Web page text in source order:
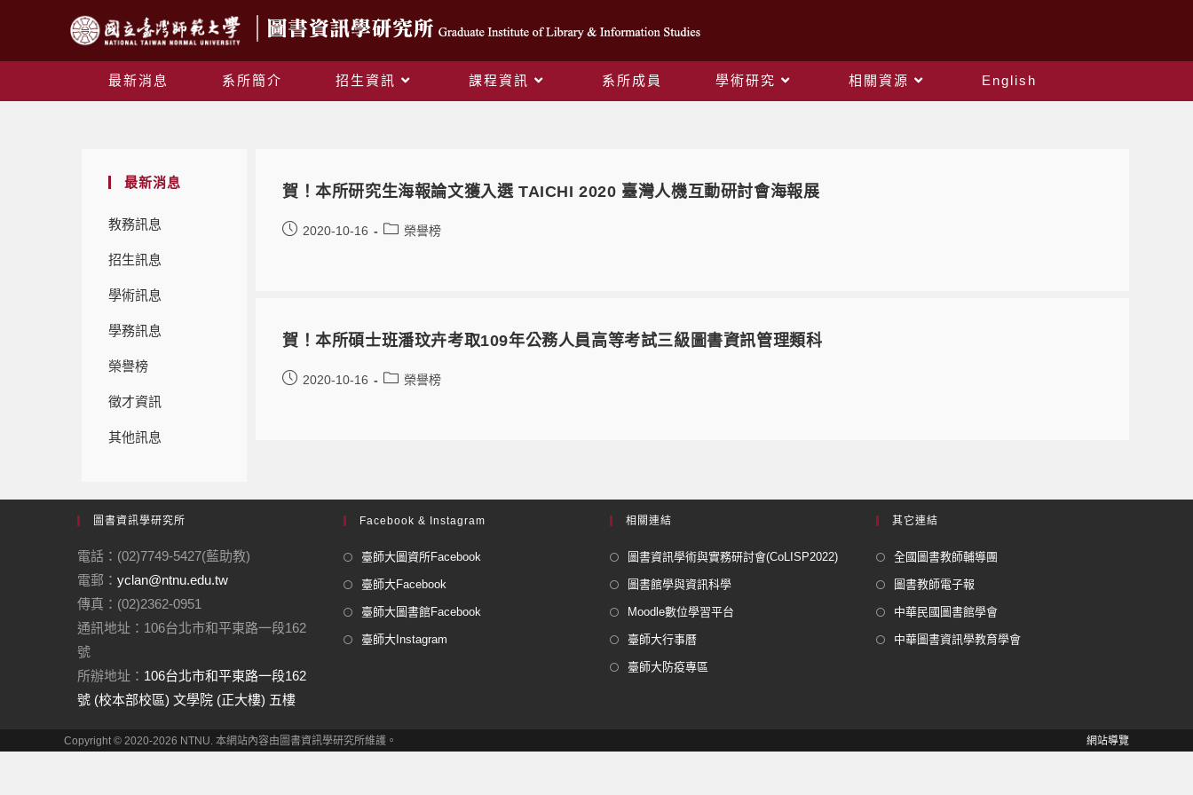
最新消息 系所簡介 招生資訊 課程資訊 系所成員 學術研究 相關資源 English
最新消息
教務訊息
招生訊息
學術訊息
學務訊息
榮譽榜
徵才資訊
其他訊息
賀！本所研究生海報論文獲入選 TAICHI 2020 臺灣人機互動研討會海報展
2020-10-16 榮譽榜
賀！本所碩士班潘玟卉考取109年公務人員高等考試三級圖書資訊管理類科
2020-10-16 榮譽榜
圖書資訊學研究所
電話：(02)7749-5427(藍助教)
電郵： yclan@ntnu.edu.tw
傳真：(02)2362-0951
通訊地址：106台北市和平東路一段162
號
所辦地址： 106台北市和平東路一段162
號 (校本部校區) 文學院 (正大樓) 五樓
Facebook & Instagram
臺師大圖資所Facebook
臺師大Facebook
臺師大圖書館Facebook
臺師大Instagram
相關連結
圖書資訊學術與實務研討會(CoLISP2022)
圖書館學與資訊科學
Moodle數位學習平台
臺師大行事曆
臺師大防疫專區
其它連結
全國圖書教師輔導團
圖書教師電子報
中華民國圖書館學會
中華圖書資訊學教育學會
網站導覽
Copyright © 2020-2026 NTNU. 本網站內容由圖書資訊學研究所維護。